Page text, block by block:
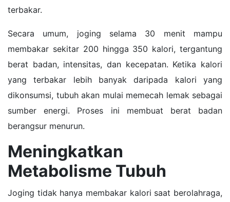
terbakar.
Secara umum, joging selama 30 menit mampu
membakar sekitar 200 hingga 350 kalori, tergantung
berat badan, intensitas, dan kecepatan. Ketika kalori
yang terbakar lebih banyak daripada kalori yang
dikonsumsi, tubuh akan mulai memecah lemak sebagai
sumber energi. Proses ini membuat berat badan
berangsur menurun.
Meningkatkan
Metabolisme Tubuh
Joging tidak hanya membakar kalori saat berolahraga,